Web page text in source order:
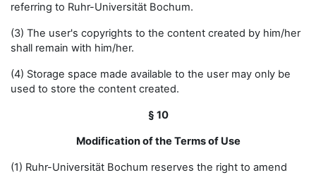
referring to Ruhr-Universität Bochum.
(3) The user's copyrights to the content created by him/her
shall remain with him/her.
(4) Storage space made available to the user may only be
used to store the content created.
§ 10
Modification of the Terms of Use
(1) Ruhr-Universität Bochum reserves the right to amend